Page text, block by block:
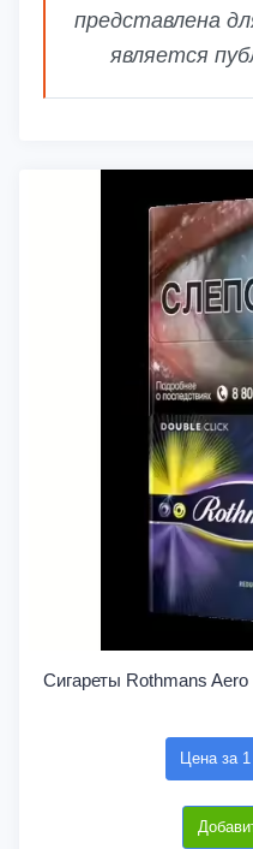
представлена
является
Сигареты Rothmans Aero
Цена за